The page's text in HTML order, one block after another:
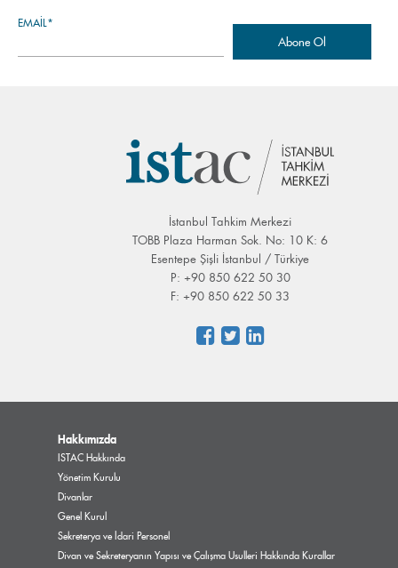
EMAIL*
İstanbul Tahkim Merkezi
TOBB Plaza Harman Sok. No: 10 K: 6
Esentepe Şişli İstanbul / Türkiye
P: +90 850 622 50 30
F: +90 850 622 50 33
Hakkımızda
ISTAC Hakkında
Yönetim Kurulu
Divanlar
Genel Kurul
Sekreterya ve İdari Personel
Divan ve Sekreteryanın Yapısı ve Çalışma Usulleri Hakkında Kurallar